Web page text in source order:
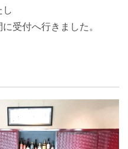
し
受付へ行きました。